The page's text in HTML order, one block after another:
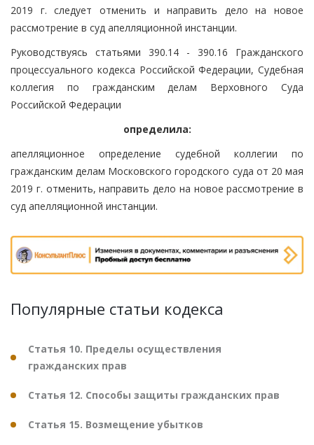
2019 г. следует отменить и направить дело на новое
рассмотрение в суд апелляционной инстанции.
Руководствуясь статьями 390.14 - 390.16 Гражданского
процессуального кодекса Российской Федерации, Судебная
коллегия по гражданским делам Верховного Суда
Российской Федерации
определила:
апелляционное определение судебной коллегии по
гражданским делам Московского городского суда от 20 мая
2019 г. отменить, направить дело на новое рассмотрение в
суд апелляционной инстанции.
Популярные статьи кодекса
Статья 10. Пределы осуществления
гражданских прав
Статья 12. Способы защиты гражданских прав
Статья 15. Возмещение убытков